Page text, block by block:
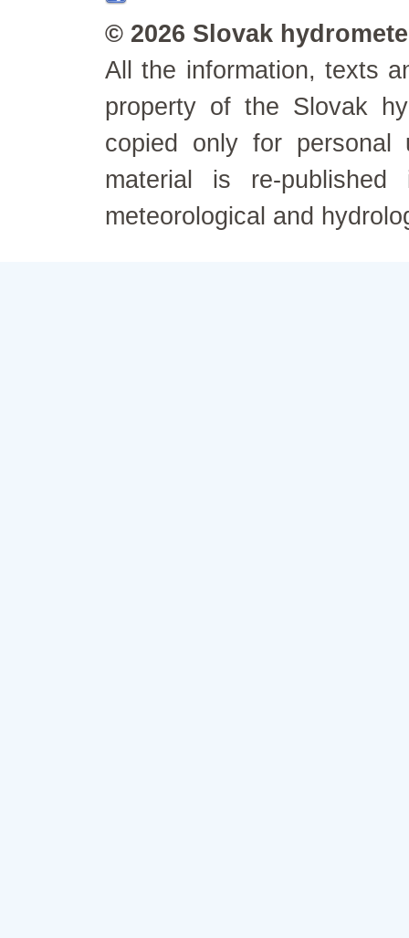
© 2026 Slovak
All the information, texts
property of the Slovak
copied only for personal
material is re-
meteorological and